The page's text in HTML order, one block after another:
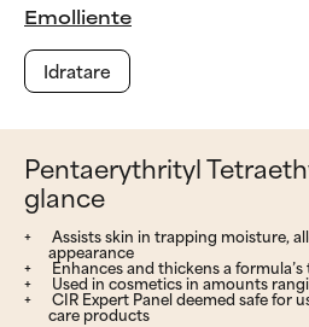
Emolliente
Idratare
Pentaerythrityl
glance
Assists skin in trapping moisture,
appearance
Enhances and thickens a
Used in cosmetics in amounts
CIR Expert Panel deemed safe for
care products